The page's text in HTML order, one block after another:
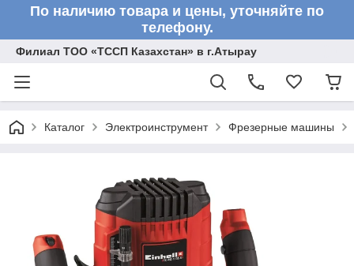
По наличию товара и цены, уточняйте по
телефону.
Филиал ТОО «ТССП Казахстан» в г.Атырау
Каталог Электроинструмент Фрезерные машины